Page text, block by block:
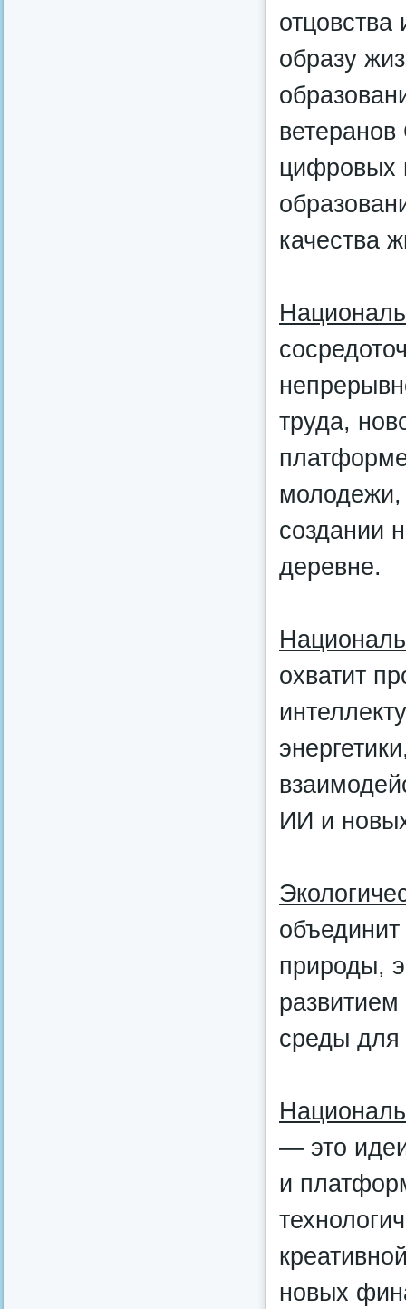
отцовства
образу
цифровых
качества
труда,
молодежи,
создании
деревне.
охватит
ИИ и
природы,
среды для
— это
и
новых